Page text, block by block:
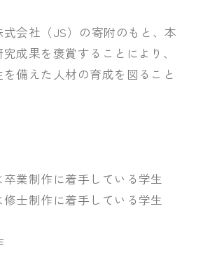
式会社（JS）の寄附のもと、本
成果を褒賞することにより、
備えた人材の育成を図ること
卒業制作に着手している学生
修士制作に着手している学生